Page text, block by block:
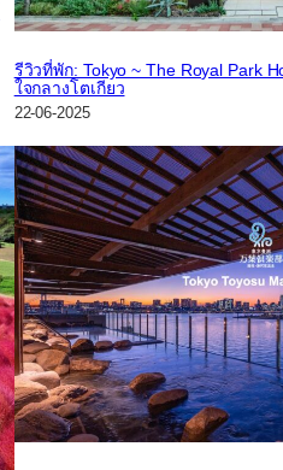
รีวิวที่พัก: Tokyo ~ The Royal Park
ใจกลางโตเกียว
22-06-2025